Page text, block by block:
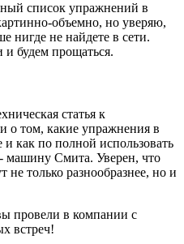
список упражнений в
объемно, но уверяю,
нигде не найдете в сети.
и будем прощаться.
статья к
о том, какие упражнения в
как по полной использовать
машину Смита. Уверен, что
не только разнообразнее, но и
провели в компании с
встреч!